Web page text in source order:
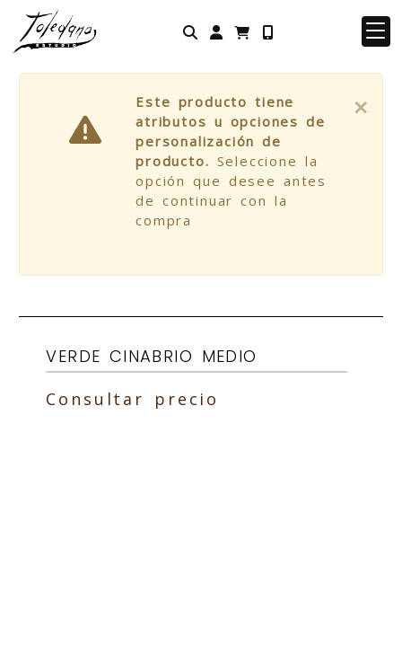
Identifícate
×
Este producto tiene
atributos u opciones de
personalización de
producto. Seleccione la
opción que desee antes
de continuar con la
compra
VERDE CINABRIO MEDIO
Consultar precio